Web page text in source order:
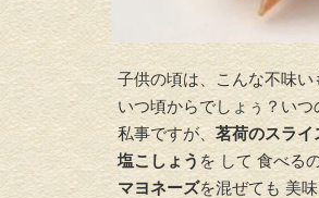
子供の頃は、こんな不味
いつ頃からでしょぅ？い
私事ですが、 茗荷のスライ
塩こしょう を して 食べる
マヨネーズを混ぜても 美味